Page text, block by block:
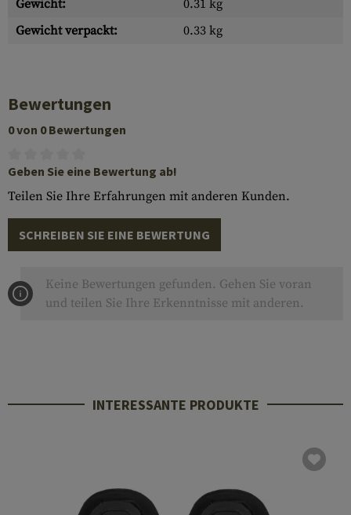
Gewicht:
0.31 kg
Gewicht verpackt:
0.33 kg
Bewertungen
0 von 0 Bewertungen
Geben Sie eine Bewertung ab!
Teilen Sie Ihre Erfahrungen mit anderen Kunden.
SCHREIBEN SIE EINE BEWERTUNG
Keine Bewertungen gefunden. Gehen Sie voran
und teilen Sie Ihre Erkenntnisse mit anderen.
INTERESSANTE PRODUKTE